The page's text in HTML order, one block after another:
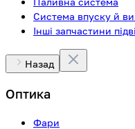
Система впуску й
Інші запчастини
Назад
Оптика
Фари